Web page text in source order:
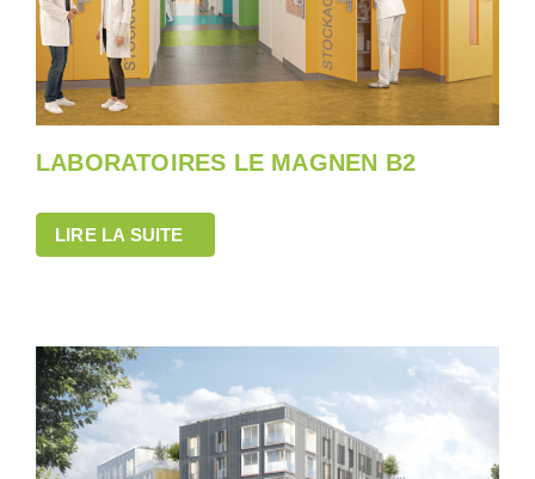
LABORATOIRES LE MAGNEN B2
LIRE LA SUITE